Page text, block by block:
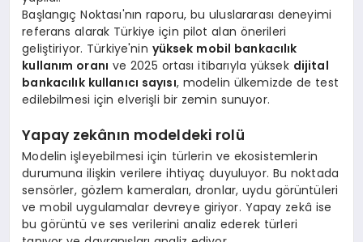
Başlangıç Noktası'nın raporu, bu uluslararası deneyimi
referans alarak Türkiye için pilot alan önerileri
geliştiriyor. Türkiye'nin yüksek mobil bankacılık
kullanım oranı ve 2025 ortası itibarıyla yüksek dijital
bankacılık kullanıcı sayısı, modelin ülkemizde de test
edilebilmesi için elverişli bir zemin sunuyor.
Yapay zekânın modeldeki rolü
Modelin işleyebilmesi için türlerin ve ekosistemlerin
durumuna ilişkin verilere ihtiyaç duyuluyor. Bu noktada
sensörler, gözlem kameraları, dronlar, uydu görüntüleri
ve mobil uygulamalar devreye giriyor. Yapay zekâ ise
bu görüntü ve ses verilerini analiz ederek türleri